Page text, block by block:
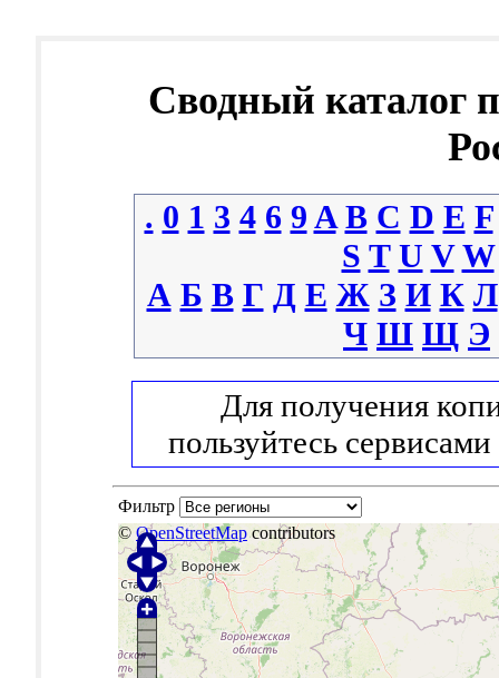
Сводный каталог
. 0 1 3 4 6 9 A B C D E F
S T U V W
А Б В Г Д Е Ж З И К Л
Ч Ш Щ Э
Для получения
пользуйтесь сервисами
Фильтр
© OpenStreetMapcontributors